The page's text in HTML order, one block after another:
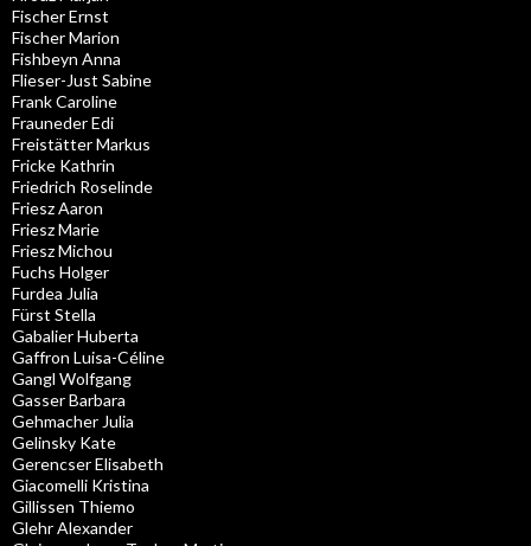
Fischer Ernst
Fischer Marion
Fishbeyn Anna
Flieser-Just Sabine
Frank Caroline
Frauneder Edi
Freistätter Markus
Fricke Kathrin
Friedrich Roselinde
Friesz Aaron
Friesz Marie
Friesz Michou
Fuchs Holger
Furdea Julia
Fürst Stella
Gabalier Huberta
Gaffron Luisa-Céline
Gangl Wolfgang
Gasser Barbara
Gehmacher Julia
Gelinsky Kate
Gerencser Elisabeth
Giacomelli Kristina
Gillissen Thiemo
Glehr Alexander